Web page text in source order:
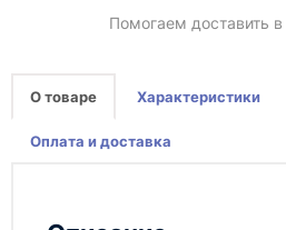
Помогаем доставить
О товаре Характеристики
Оплата и доставка